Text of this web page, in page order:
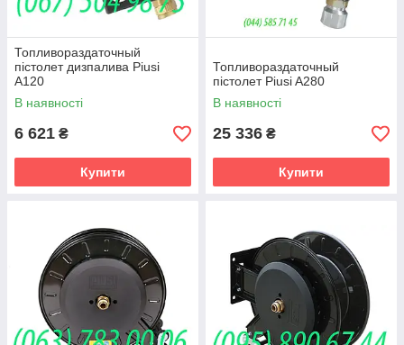
Топливораздаточный
пістолет дизпалива Piusi
A120
В наявності
6 621 ₴
Купити
Топливораздаточный
пістолет Piusi A280
В наявності
25 336 ₴
Купити